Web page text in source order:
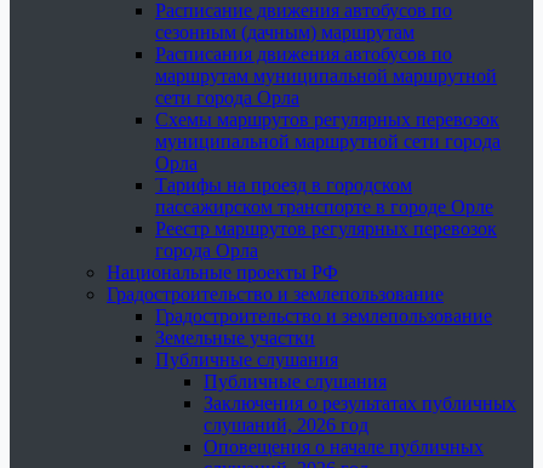
Расписание движения автобусов по
сезонным (дачным) маршрутам
Расписания движения автобусов по
маршрутам муниципальной маршрутной
сети города Орла
Схемы маршрутов регулярных перевозок
муниципальной маршрутной сети города
Орла
Тарифы на проезд в городском
пассажирском транспорте в городе Орле
Реестр маршрутов регулярных перевозок
города Орла
Национальные проекты РФ
Градостроительство и землепользование
Градостроительство и землепользование
Земельные участки
Публичные слушания
Публичные слушания
Заключения о результатах публичных
слушаний, 2026 год
Оповещения о начале публичных